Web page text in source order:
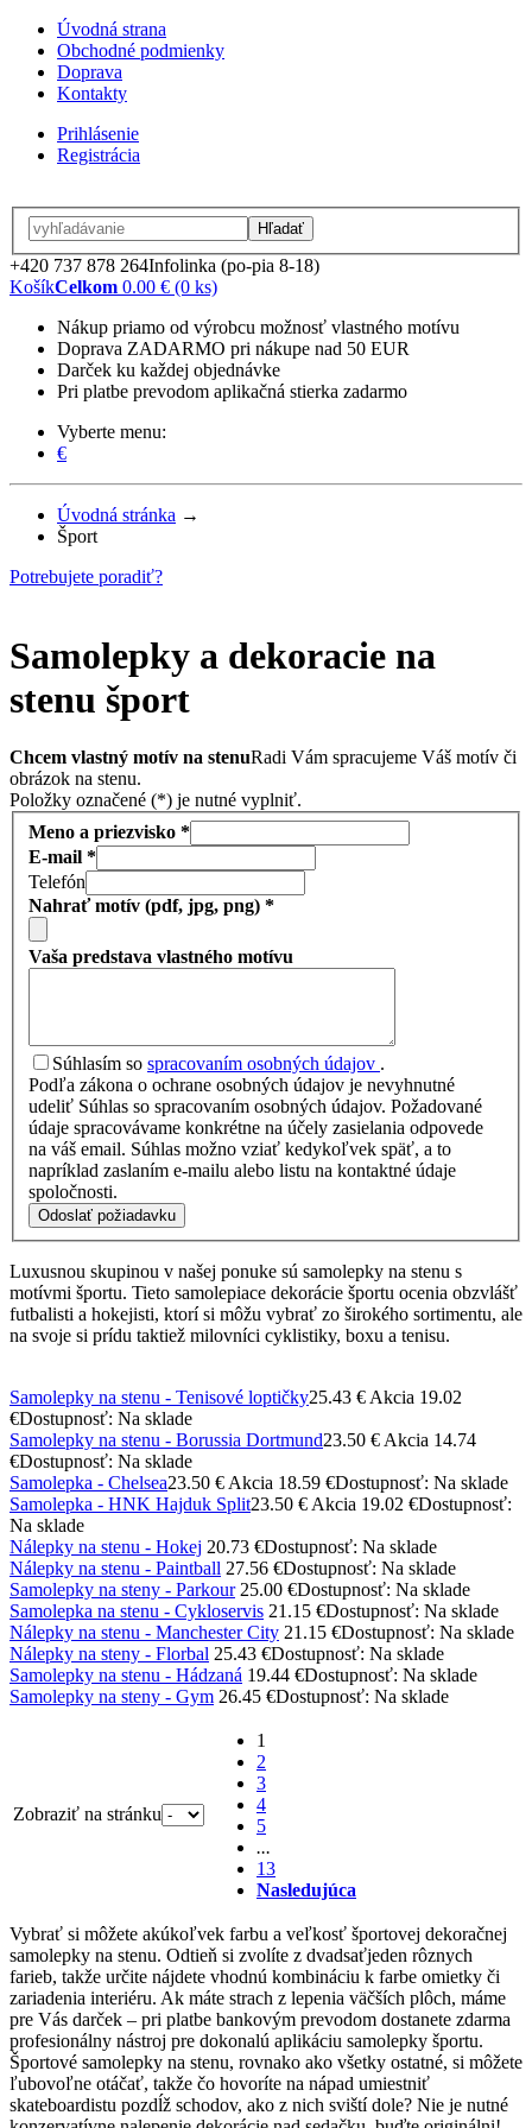
Úvodná strana
Obchodné podmienky
Doprava
Kontakty
Prihlásenie
Registrácia
Hľadať
+420 737 878 264Infolinka (po-pia 8-18)
KošíkCelkom 0.00 € (0 ks)
Nákup priamo od výrobcu možnosť vlastného motívu
Doprava ZADARMO pri nákupe nad 50 EUR
Darček ku každej objednávke
Pri platbe prevodom aplikačná stierka zadarmo
Vyberte menu:
€
Úvodná stránka →
Šport
Potrebujete poradiť?
Samolepky a dekoracie na
stenu šport
Chcem vlastný motív na stenuRadi Vám spracujeme Váš motív či
obrázok na stenu.
Položky označené (*) je nutné vyplniť.
Meno a priezvisko *
E-mail *
Telefón
Nahrať motív (pdf, jpg, png) *
Vaša predstava vlastného motívu
Súhlasím so spracovaním osobných údajov .
Podľa zákona o ochrane osobných údajov je nevyhnutné
udeliť Súhlas so spracovaním osobných údajov. Požadované
údaje spracovávame konkrétne na účely zasielania odpovede
na váš email. Súhlas možno vziať kedykoľvek späť, a to
napríklad zaslaním e-mailu alebo listu na kontaktné údaje
spoločnosti.
Odoslať požiadavku
Luxusnou skupinou v našej ponuke sú samolepky na stenu s
motívmi športu. Tieto samolepiace dekorácie športu ocenia obzvlášť
futbalisti a hokejisti, ktorí si môžu vybrať zo širokého sortimentu, ale
na svoje si prídu taktiež milovníci cyklistiky, boxu a tenisu.
Samolepky na stenu - Tenisové loptičky25.43 € Akcia 19.02
€Dostupnosť: Na sklade
Samolepky na stenu - Borussia Dortmund23.50 € Akcia 14.74
€Dostupnosť: Na sklade
Samolepka - Chelsea23.50 € Akcia 18.59 €Dostupnosť: Na sklade
Samolepka - HNK Hajduk Split23.50 € Akcia 19.02 €Dostupnosť:
Na sklade
Nálepky na stenu - Hokej 20.73 €Dostupnosť: Na sklade
Nálepky na stenu - Paintball 27.56 €Dostupnosť: Na sklade
Samolepky na steny - Parkour 25.00 €Dostupnosť: Na sklade
Samolepka na stenu - Cykloservis 21.15 €Dostupnosť: Na sklade
Nálepky na stenu - Manchester City 21.15 €Dostupnosť: Na sklade
Nálepky na steny - Florbal 25.43 €Dostupnosť: Na sklade
Samolepky na stenu - Hádzaná 19.44 €Dostupnosť: Na sklade
Samolepky na steny - Gym 26.45 €Dostupnosť: Na sklade
Zobraziť na stránku
1
2
3
4
5
...
13
Nasledujúca
Vybrať si môžete akúkoľvek farbu a veľkosť športovej dekoračnej
samolepky na stenu. Odtieň si zvolíte z dvadsaťjeden rôznych
farieb, takže určite nájdete vhodnú kombináciu k farbe omietky či
zariadenia interiéru. Ak máte strach z lepenia väčších plôch, máme
pre Vás darček – pri platbe bankovým prevodom dostanete zdarma
profesionálny nástroj pre dokonalú aplikáciu samolepky športu.
Športové samolepky na stenu, rovnako ako všetky ostatné, si môžete
ľubovoľne otáčať, takže čo hovoríte na nápad umiestniť
skateboardistu pozdĺž schodov, ako z nich sviští dole? Nie je nutné